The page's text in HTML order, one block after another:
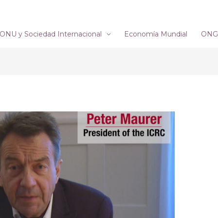
ONU y Sociedad Internacional Economía Mundial